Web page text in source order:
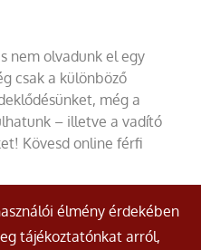
nem olvadunk el egy
csak a különböző
még a
– illetve a vadító
Kövesd online férfi
élmény érdekében
tájékoztatónkat arról,